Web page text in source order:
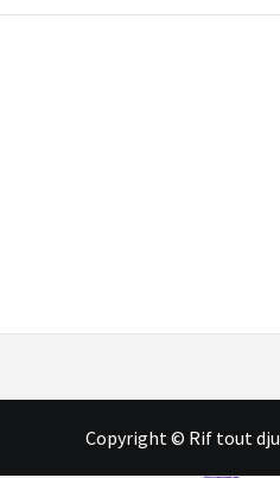
Copyright © Rif tout dju